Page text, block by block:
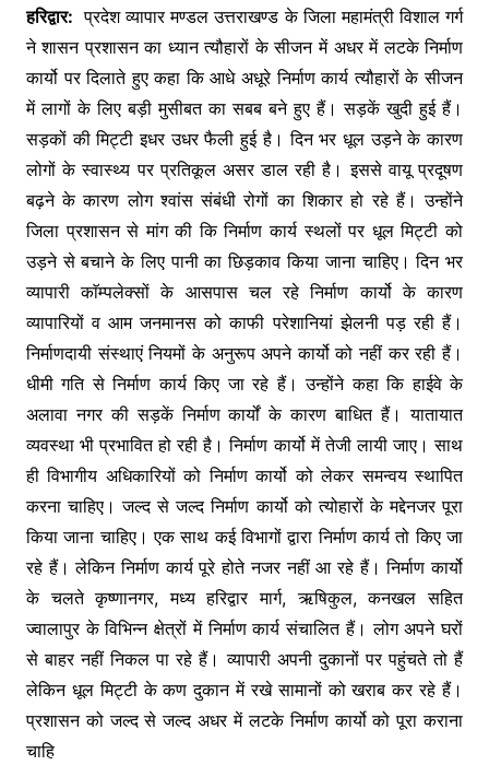
b
o
o
k
A
p
p
e
n
g
er
e
हरिद्वार: प्रदेश व्यापार मण्डल उत्तराखण्ड के जिला महामंत्री विशाल गर्ग
ने शासन प्रशासन का ध्यान त्यौहारों के सीजन में अधर में लटके निर्माण
कार्यो पर दिलाते हुए कहा कि आधे अधूरे निर्माण कार्य त्यौहारों के सीजन
में लागों के लिए बड़ी मुसीबत का सबब बने हुए हैं। सड़कें खुदी हुई हैं।
सड़कों की मिट्टी इधर उधर फैली हुई है। दिन भर धूल उड़ने के कारण
लोगों के स्वास्थ्य पर प्रतिकूल असर डाल रही है। इससे वायू प्रदूषण
बढ़ने के कारण लोग श्वांस संबंधी रोगों का शिकार हो रहे हैं। उन्होंने
जिला प्रशासन से मांग की कि निर्माण कार्य स्थलों पर धूल मिट्टी को
उड़ने से बचाने के लिए पानी का छिड़काव किया जाना चाहिए। दिन भर
व्यापारी काॅम्पलेक्सों के आसपास चल रहे निर्माण कार्यो के कारण
व्यापारियों व आम जनमानस को काफी परेशानियां झेलनी पड़ रही हैं।
निर्माणदायी संस्थाएं नियमों के अनुरूप अपने कार्यो को नहीं कर रही हैं।
धीमी गति से निर्माण कार्य किए जा रहे हैं। उन्होंने कहा कि हाईवे के
अलावा नगर की सड़कें निर्माण कार्यों के कारण बाधित हैं। यातायात
व्यवस्था भी प्रभावित हो रही है। निर्माण कार्यो में तेजी लायी जाए। साथ
ही विभागीय अधिकारियों को निर्माण कार्यो को लेकर समन्वय स्थापित
करना चाहिए। जल्द से जल्द निर्माण कार्यो को त्योहारों के मद्देनजर पूरा
किया जाना चाहिए। एक साथ कई विभागों द्वारा निर्माण कार्य तो किए जा
रहे हैं। लेकिन निर्माण कार्य पूरे होते नजर नहीं आ रहे हैं। निर्माण कार्यो
के चलते कृष्णानगर, मध्य हरिद्वार मार्ग, ऋषिकुल, कनखल सहित
ज्वालापुर के विभिन्न क्षेत्रों में निर्माण कार्य संचालित हैं। लोग अपने घरों
से बाहर नहीं निकल पा रहे हैं। व्यापारी अपनी दुकानों पर पहुंचते तो हैं
लेकिन धूल मिट्टी के कण दुकान में रखे सामानों को खराब कर रहे हैं।
प्रशासन को जल्द से जल्द अधर में लटके निर्माण कार्यो को पूरा कराना
चाहि